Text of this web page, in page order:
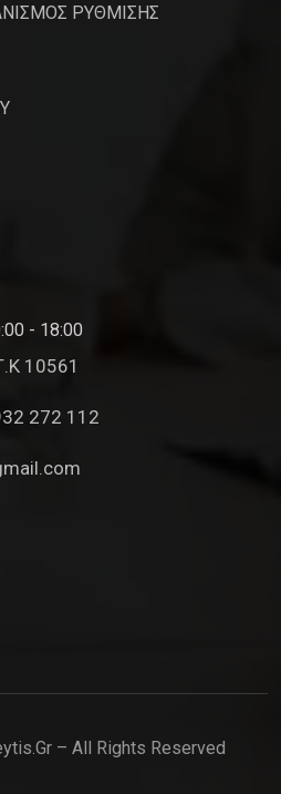
ΡΥΘΜΙΣΗΣ
- 18:00
10561
272 112
– All Rights Reserved